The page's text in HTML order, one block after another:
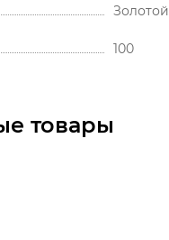
Золотой
100
товары